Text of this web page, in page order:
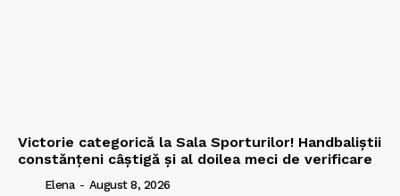
Victorie categorică la Sala Sporturilor! Handbaliștii
constănțeni câștigă și al doilea meci de verificare
Elena - August 8, 2026